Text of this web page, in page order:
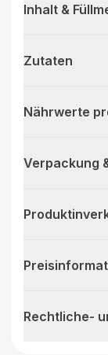
Inhalt &
Zutaten
Nährwerte
Verpackung
Rechtliche-